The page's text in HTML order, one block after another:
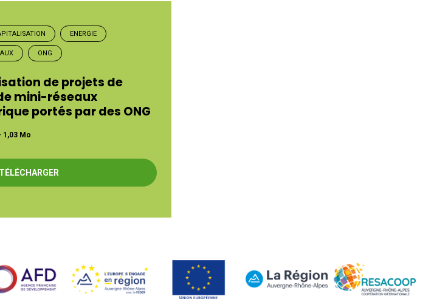
ENERGIE
ONG
de projets de
mini-réseaux
portés par des ONG
1,03 Mo
TÉLÉCHARGER